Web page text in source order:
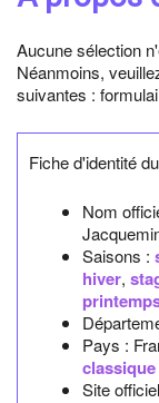
Aucune sélection
Néanmoins,
suivantes :
Fiche d'identité
Nom
Saisons :
hiver,
Pays :
Site